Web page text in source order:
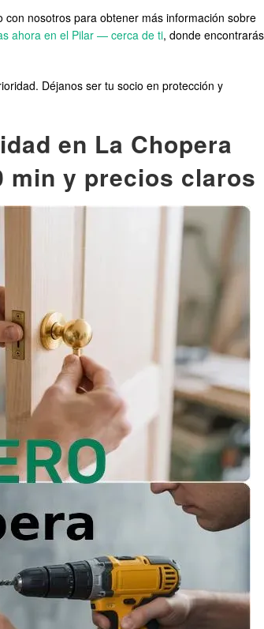
nosotros para obtener más información sobre
ahora en el Pilar — cerca de ti, donde encontrarás
Déjanos ser tu socio en protección y
en La Chopera
min y precios claros